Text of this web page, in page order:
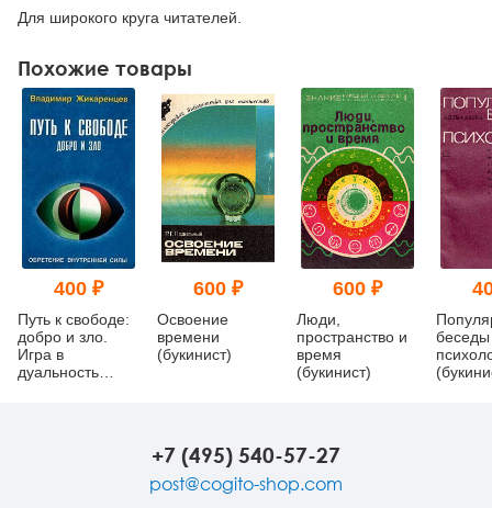
Для широкого круга читателей.
Похожие товары
400 ₽
Путь к свободе:
добро и зло.
Игра в
дуальность
600 ₽
Освоение
времени
(букинист)
600 ₽
Люди,
пространство и
время
(букинист)
+7 (495) 540-57-27
post@cogito-shop.com